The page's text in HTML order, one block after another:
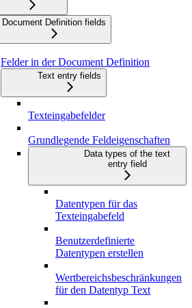
Document Definition fields
Felder in der Document Definition
Text entry fields
Texteingabefelder
Grundlegende Feldeigenschaften
Data types of the text
entry field
Datentypen für das
Texteingabefeld
Benutzerdefinierte
Datentypen erstellen
Wertbereichsbeschränkungen
für den Datentyp Text